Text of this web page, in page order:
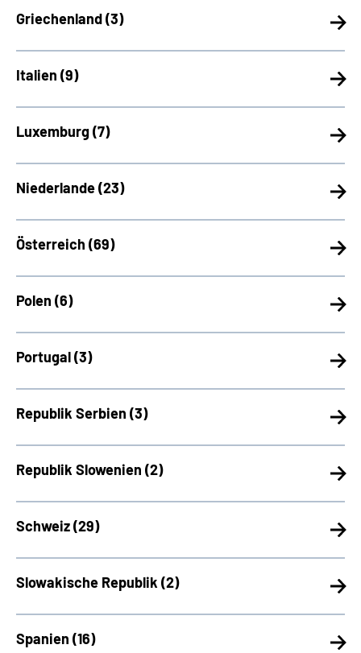
Griechenland (3)
Italien (9)
Luxemburg (7)
Niederlande (23)
Österreich (69)
Polen (6)
Portugal (3)
Republik Serbien (3)
Republik Slowenien (2)
Schweiz (29)
Slowakische Republik (2)
Spanien (16)